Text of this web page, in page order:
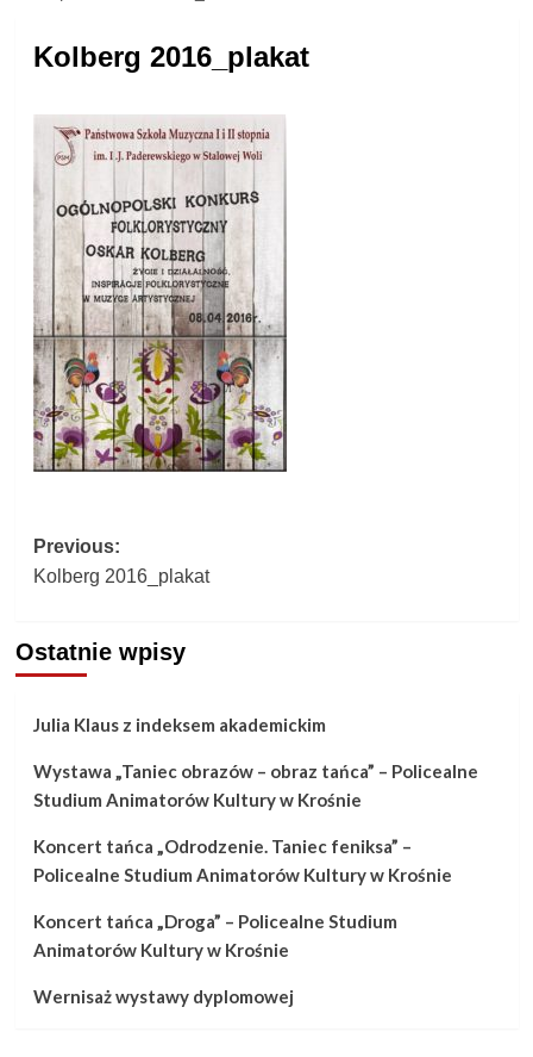
Kolberg 2016_plakat
Post
navigation
Previous:
Kolberg 2016_plakat
Ostatnie wpisy
Julia Klaus z indeksem akademickim
Wystawa „Taniec obrazów – obraz tańca” – Policealne
Studium Animatorów Kultury w Krośnie
Koncert tańca „Odrodzenie. Taniec feniksa” –
Policealne Studium Animatorów Kultury w Krośnie
Koncert tańca „Droga” – Policealne Studium
Animatorów Kultury w Krośnie
Wernisaż wystawy dyplomowej